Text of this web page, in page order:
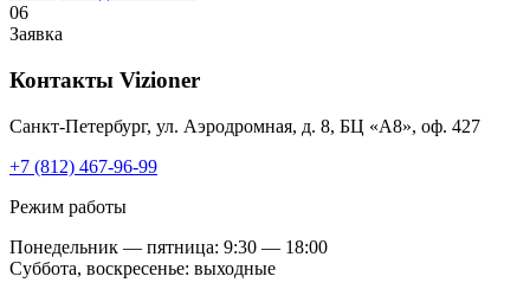
06
Заявка
Контакты Vizioner
Санкт-Петербург, ул. Аэродромная, д. 8, БЦ «А8», оф. 427
+7 (812) 467-96-99
Режим работы
Понедельник — пятница: 9:30 — 18:00
Суббота, воскресенье: выходные